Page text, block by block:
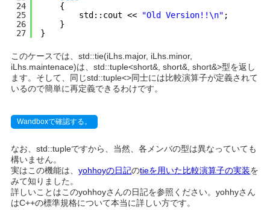
24
25
26
27
{
std::cout << "Old Version!!\n" ;
}
}
このケースでは、std::tie(iLhs.major, iLhs.minor,
iLhs.maintenace)は、std::tuple<short&, short&, short&>型を返し
ます。そして、同じstd::tuple<>同士には比較演算子が定義されて
いるので簡単に再定義できるわけです。
Wandboxで確認する。
なお、std::tupleですから、当然、各メンバの型は異なっていても
構いません。
実はこの機能は、yohhoyの日記のtieを用いた比較演算子の実装を
みて知りました。
詳しいことはこのyohhoyさんの日記を参照ください。yohhyさん
はC++の標準規格について本当に詳しい方です。